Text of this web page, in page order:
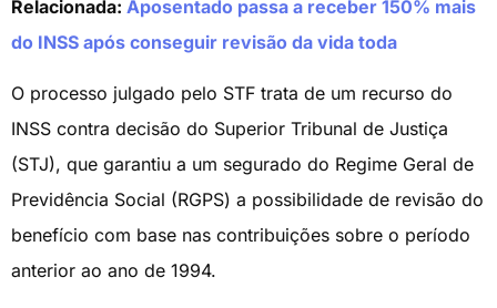
Relacionada: Aposentado passa a receber 150% mais
do INSS após conseguir revisão da vida toda
O processo julgado pelo STF trata de um recurso do
INSS contra decisão do Superior Tribunal de Justiça
(STJ), que garantiu a um segurado do Regime Geral de
Previdência Social (RGPS) a possibilidade de revisão do
benefício com base nas contribuições sobre o período
anterior ao ano de 1994.